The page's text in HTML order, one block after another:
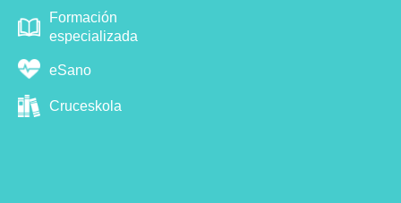
Formación
especializada
eSano
Cruceskola